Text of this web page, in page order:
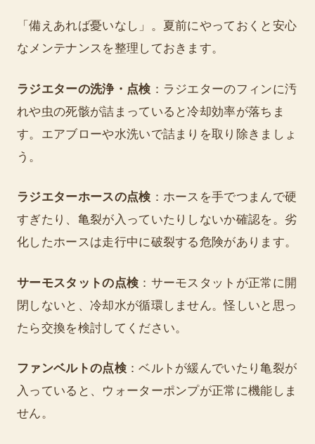
「備えあれば憂いなし」。夏前にやっておくと安心
なメンテナンスを整理しておきます。
ラジエターの洗浄・点検 ：ラジエターのフィンに汚
れや虫の死骸が詰まっていると冷却効率が落ちま
す。エアブローや水洗いで詰まりを取り除きましょ
う。
ラジエターホースの点検 ：ホースを手でつまんで硬
すぎたり、亀裂が入っていたりしないか確認を。劣
化したホースは走行中に破裂する危険があります。
サーモスタットの点検 ：サーモスタットが正常に開
閉しないと、冷却水が循環しません。怪しいと思っ
たら交換を検討してください。
ファンベルトの点検：ベルトが緩んでいたり亀裂が
入っていると、ウォーターポンプが正常に機能しま
せん。